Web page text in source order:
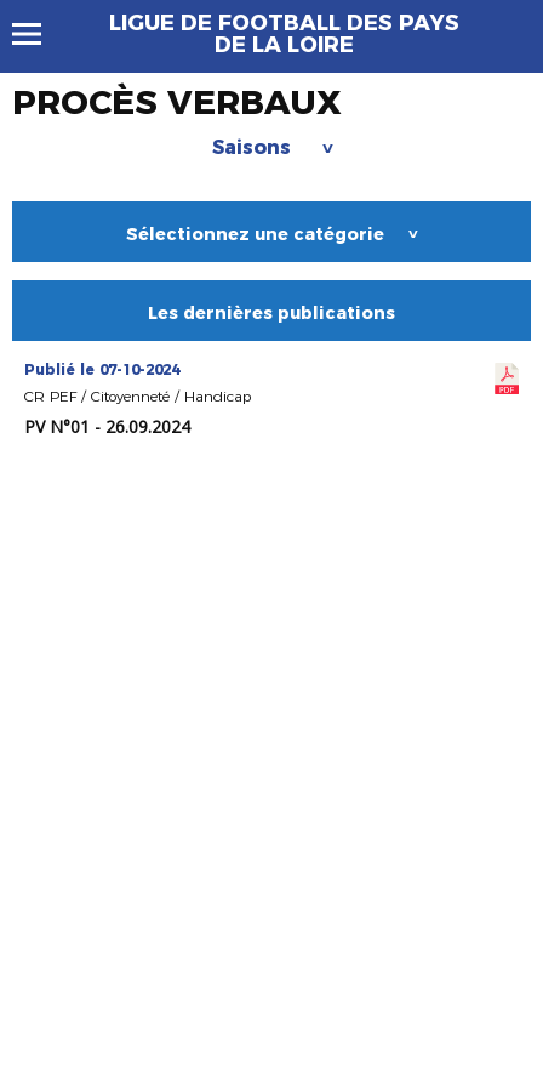
LIGUE DE FOOTBALL DES PAYS
DE LA LOIRE
PROCÈS VERBAUX
Saisons >
Sélectionnez une catégorie >
Les dernières publications
Publié le 07-10-2024
CR PEF / Citoyenneté / Handicap
PV N°01 - 26.09.2024